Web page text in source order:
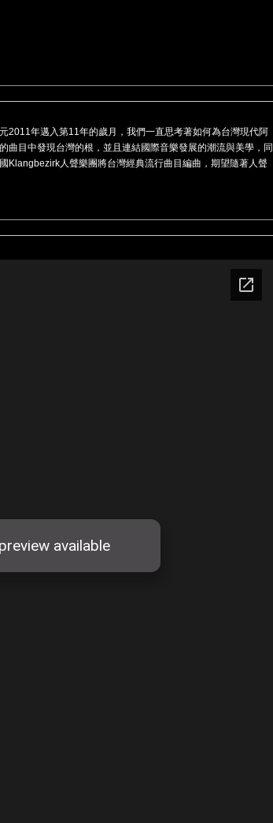
2011年邁入第11年的歲月，我們一直思考著如何為台灣現代阿
曲目中發現台灣的根，並且連結國際音樂發展的潮流與美學，同
Klangbezirk人聲樂團將台灣經典流行曲目編曲，期望隨著人聲